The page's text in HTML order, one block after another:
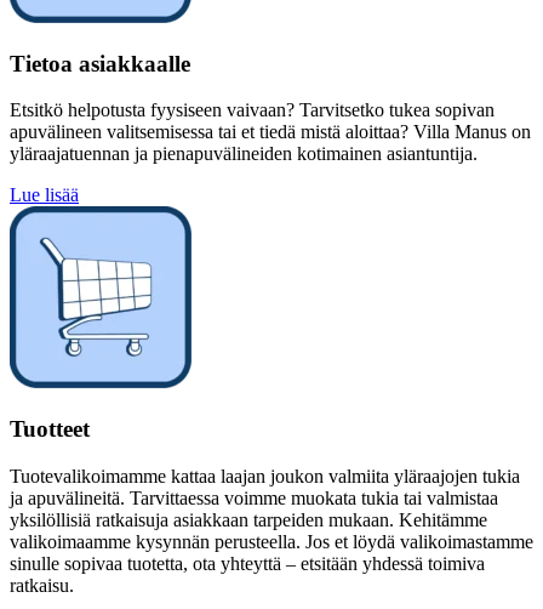
Tietoa asiakkaalle
Etsitkö helpotusta fyysiseen vaivaan? Tarvitsetko tukea sopivan
apuvälineen valitsemisessa tai et tiedä mistä aloittaa? Villa Manus on
yläraajatuennan ja pienapuvälineiden kotimainen asiantuntija.
Lue lisää
Tuotteet
Tuotevalikoimamme kattaa laajan joukon valmiita yläraajojen tukia
ja apuvälineitä. Tarvittaessa voimme muokata tukia tai valmistaa
yksilöllisiä ratkaisuja asiakkaan tarpeiden mukaan. Kehitämme
valikoimaamme kysynnän perusteella. Jos et löydä valikoimastamme
sinulle sopivaa tuotetta, ota yhteyttä – etsitään yhdessä toimiva
ratkaisu.